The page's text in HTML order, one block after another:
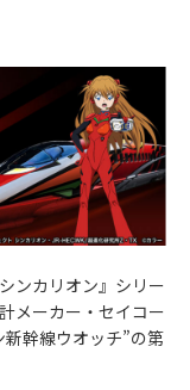
ンカリオン』シリー
メーカー・セイコー
幹線ウオッチ”の第